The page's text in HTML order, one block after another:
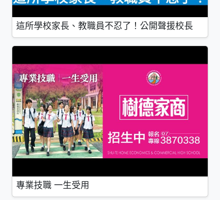
這所學校家長、教職員不忍了！公開聲援校長
專業技職 一生受用